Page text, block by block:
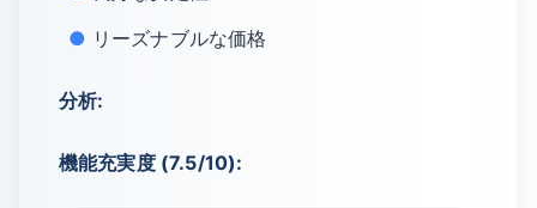
リーズナブルな価格
分析:
機能充実度 (7.5/10):